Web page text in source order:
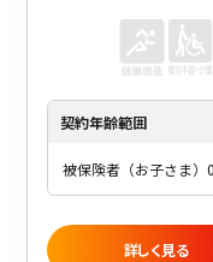
契約年齢範囲
被保険者（お子さま）
詳しく見る